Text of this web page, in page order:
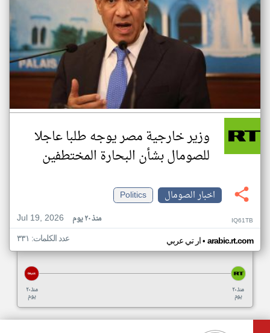
وزير خارجية مصر يوجه طلبا عاجلا
للصومال بشأن البحارة المختطفين
اخبار الصومال
Politics
Jul 19, 2026
منذ ٢٠ يوم IQ61TB
ار تي عربي• arabic.rt.com عدد الكلمات: ٣٣١
منذ ٢٠
يوم
منذ ٢٠
يوم